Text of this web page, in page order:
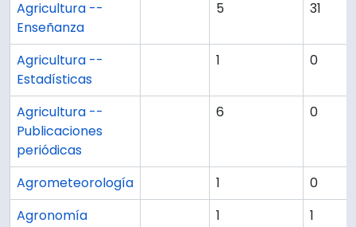
Agricultura --
Enseñanza
5 31
Agricultura --
Estadísticas
1 0
Agricultura --
Publicaciones
periódicas
6 0
Agrometeorología 1
0
Agronomía
1
1